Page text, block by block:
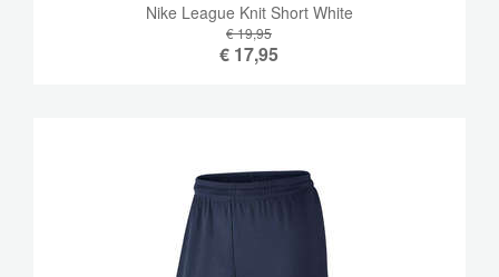
Nike League Knit Short White
€ 19,95
€ 17,95